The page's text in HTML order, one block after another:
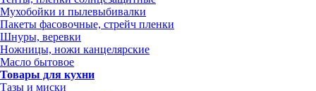
Мухобойки и пылевыбивалки
Пакеты фасовочные, стрейч пленки
Шнуры, веревки
Ножницы, ножи канцелярские
Масло бытовое
Товары для кухни
Тазы и миски